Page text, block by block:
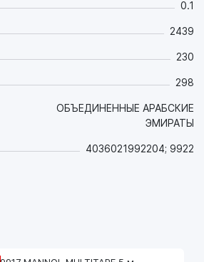
0.1
2439
230
298
ОБЪЕДИНЕННЫЕ АРАБСКИЕ
ЭМИРАТЫ
4036021992204; 9922